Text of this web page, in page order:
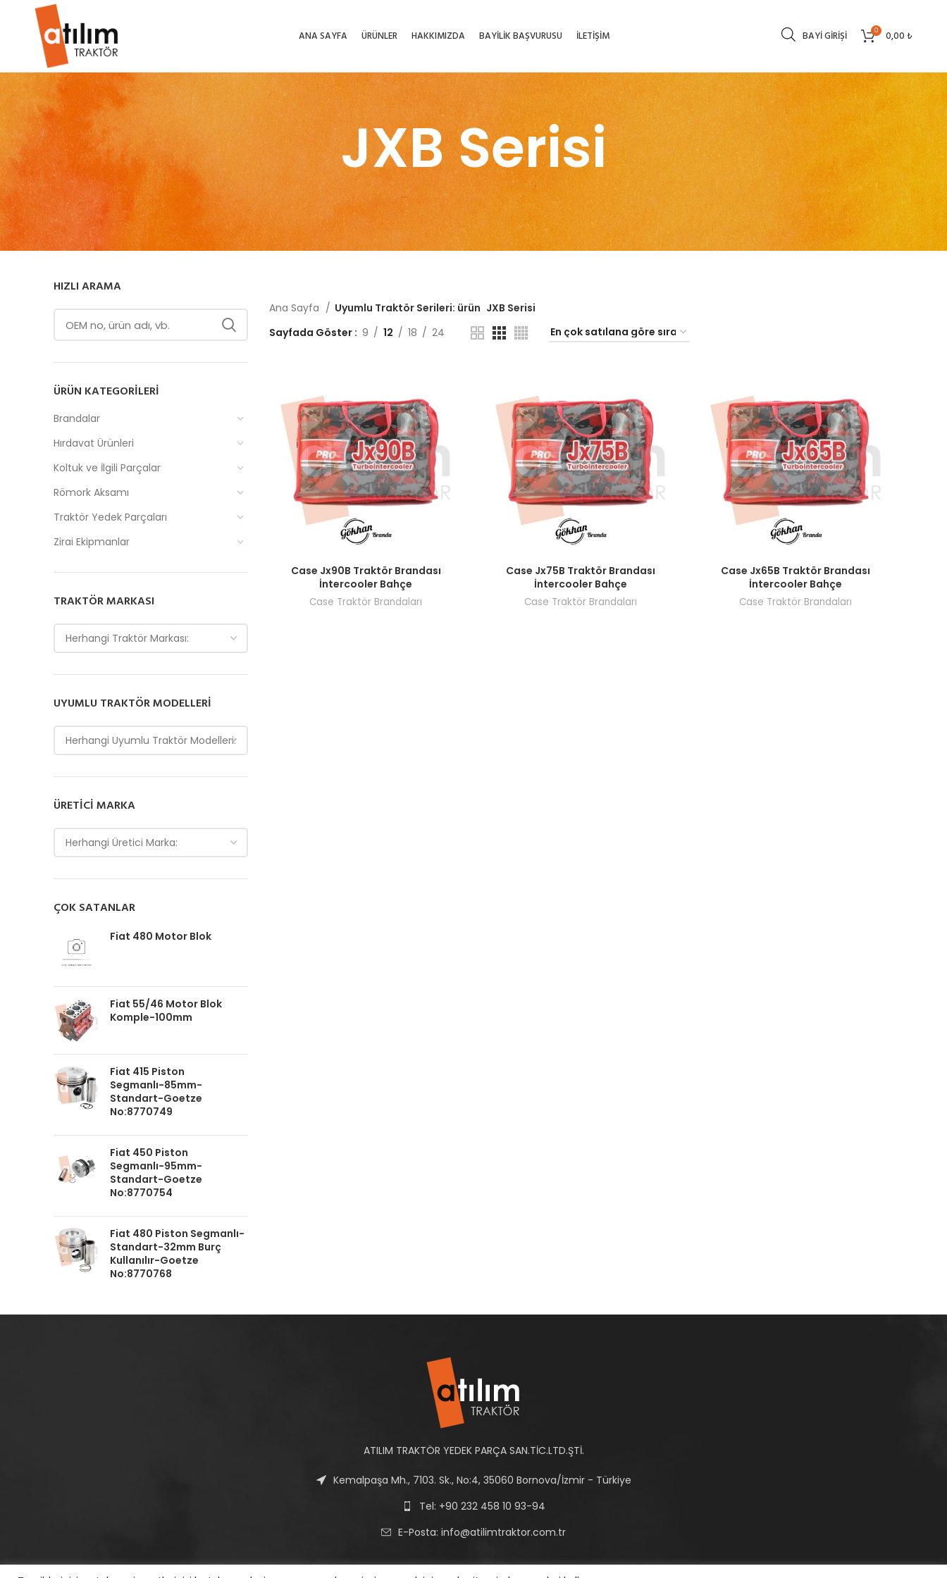
ANA SAYFA ÜRÜNLER HAKKIMIZDA BAYİLİK BAŞVURUSU İLETİŞİM BAYI GIRIŞI 0 0,00₺
JXB Serisi
HIZLI ARAMA
ÜRÜN KATEGORILERI
Brandalar
Hırdavat Ürünleri
Koltuk ve İlgili Parçalar
Römork Aksamı
Traktör Yedek Parçaları
Zirai Ekipmanlar
TRAKTÖR MARKASI
Herhangi Traktör Markası:
UYUMLU TRAKTÖR MODELLERI
Herhangi Uyumlu Traktör Modelleri:
ÜRETICI MARKA
Herhangi Üretici Marka:
ÇOK SATANLAR
Fiat 480 Motor Blok
Fiat 55/46 Motor Blok
Komple-100mm
Fiat 415 Piston
Segmanlı-85mm-
Standart-Goetze
No:8770749
Fiat 450 Piston
Segmanlı-95mm-
Standart-Goetze
No:8770754
Fiat 480 Piston Segmanlı-
Standart-32mm Burç
Kullanılır-Goetze
No:8770768
Ana Sayfa Uyumlu Traktör Serileri: ürün JXB Serisi
Sayfada Göster
9 12 18 24
Fiyatları görmek için bayi girişi yapın.
Case Jx90B Traktör Brandası
İntercooler Bahçe
Case Traktör Brandaları
Fiyatları görmek için bayi girişi yapın.
Case Jx75B Traktör Brandası
İntercooler Bahçe
Case Traktör Brandaları
Fiyatları görmek için bayi girişi yapın.
Case Jx65B Traktör Brandası
İntercooler Bahçe
Case Traktör Brandaları
ATILIM TRAKTÖR YEDEK PARÇA SAN.TİC.LTD.ŞTİ.
Kemalpaşa Mh., 7103. Sk., No:4, 35060 Bornova/İzmir - Türkiye
Tel: +90 232 458 10 93-94
E-Posta: info@atilimtraktor.com.tr